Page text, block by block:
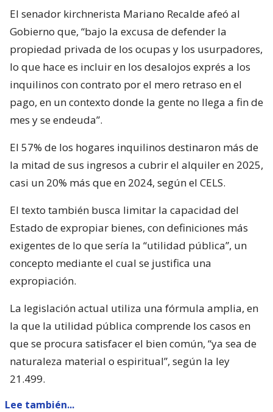
El senador kirchnerista Mariano Recalde afeó al
Gobierno que, “bajo la excusa de defender la
propiedad privada de los ocupas y los usurpadores,
lo que hace es incluir en los desalojos exprés a los
inquilinos con contrato por el mero retraso en el
pago, en un contexto donde la gente no llega a fin de
mes y se endeuda”.
El 57% de los hogares inquilinos destinaron más de
la mitad de sus ingresos a cubrir el alquiler en 2025,
casi un 20% más que en 2024, según el CELS.
El texto también busca limitar la capacidad del
Estado de expropiar bienes, con definiciones más
exigentes de lo que sería la “utilidad pública”, un
concepto mediante el cual se justifica una
expropiación.
La legislación actual utiliza una fórmula amplia, en
la que la utilidad pública comprende los casos en
que se procura satisfacer el bien común, “ya sea de
naturaleza material o espiritual”, según la ley
21.499.
Lee también...